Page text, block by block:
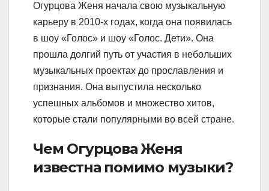
Огурцова Женя начала свою музыкальную
карьеру в 2010-х годах, когда она появилась
в шоу «Голос» и шоу «Голос. Дети». Она
прошла долгий путь от участия в небольших
музыкальных проектах до прославления и
признания. Она выпустила несколько
успешных альбомов и множество хитов,
которые стали популярными во всей стране.
Чем Огурцова Женя
известна помимо музыки?